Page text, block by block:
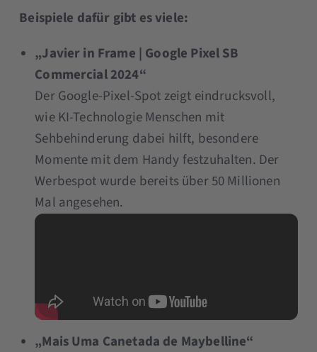
Beispiele dafür gibt es viele:
„Javier in Frame | Google Pixel SB
Commercial 2024“
Der Google-Pixel-Spot zeigt eindrucksvoll,
wie KI-Technologie Menschen mit
Sehbehinderung dabei hilft, besondere
Momente mit dem Handy festzuhalten. Der
Werbespot wurde bereits über 50 Millionen
Mal angesehen.
„Mais Uma Canetada de Maybelline“